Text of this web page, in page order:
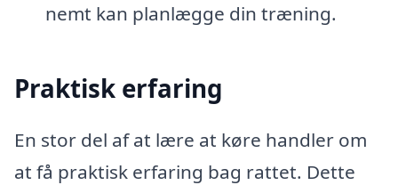
nemt kan planlægge din træning.
Praktisk erfaring
En stor del af at lære at køre handler om
at få praktisk erfaring bag rattet. Dette